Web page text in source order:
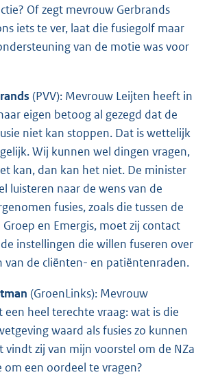
Of zegt mevrouw Gerbrands
iets te ver, laat die fusiegolf maar
van de motie was voor
(PVV): Mevrouw Leijten heeft in
eigen betoog al gezegd dat de
niet kan stoppen. Dat is wettelijk
Wij kunnen wel dingen vragen,
kan, dan kan het niet. De minister
luisteren naar de wens van de
fusies, zoals die tussen de
Groep en Emergis, moet zij contact
instellingen die willen fuseren over
van de cliënten- en patiëntenraden.
(GroenLinks): Mevrouw
een heel terechte vraag: wat is die
waard als fusies zo kunnen
vindt zij van mijn voorstel om de NZa
om een oordeel te vragen?